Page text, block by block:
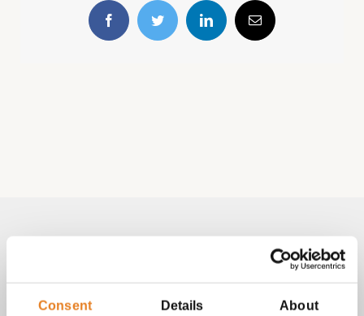
Consent Details About
FacebookTwitter LinkedInE-
mail
Aangepast met telefoonnummer: